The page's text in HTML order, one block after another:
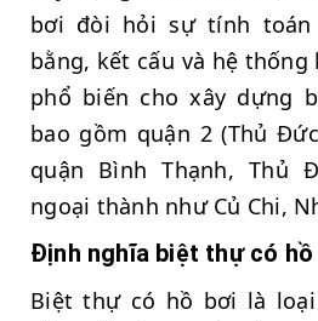
bơi đòi hỏi sự tính
bằng, kết cấu và hệ thống
phổ biến cho xây dựng
bao gồm quận 2 (Thủ
quận Bình Thạnh, Thủ
ngoại thành như Củ Chi,
Định nghĩa biệt thự có hồ
Biệt thự có hồ bơi là